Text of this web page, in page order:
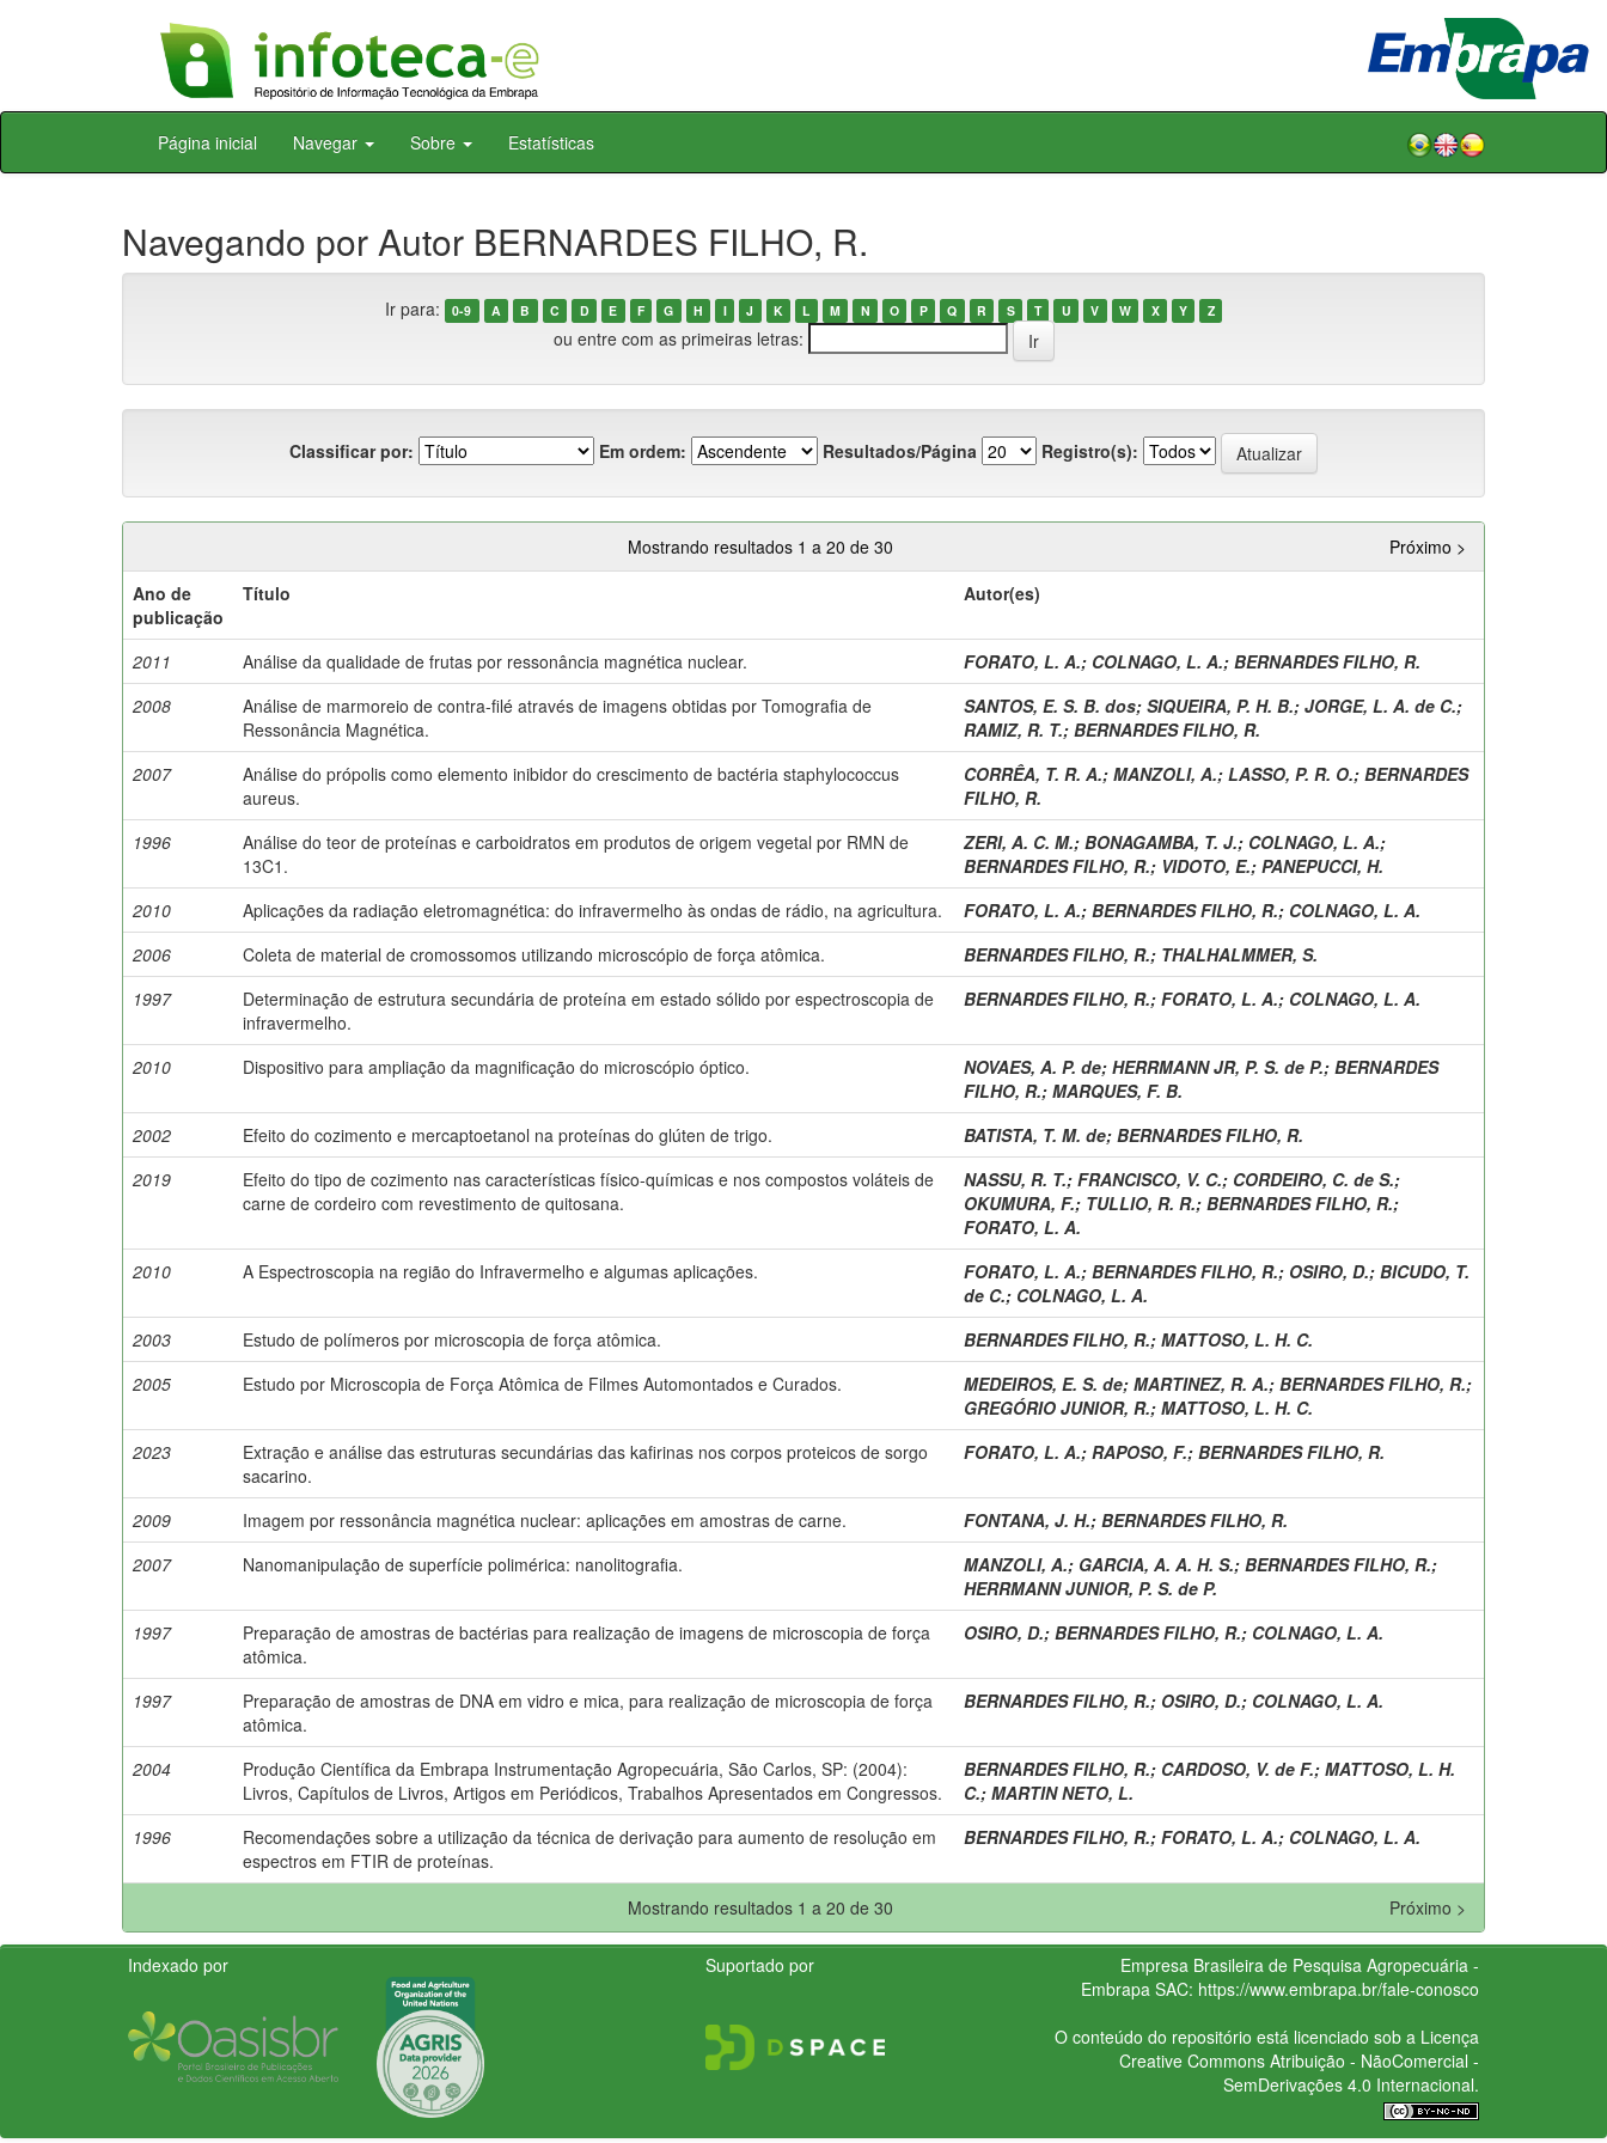
Skip
Página inicial Navegar Sobre Estatísticas
Navegando por Autor BERNARDES FILHO, R.
Ir para: 0-9 A B C D E F G H I J K L M N O P Q R S T U V W X Y Z
ou entre com as primeiras letras:
Classificar por: Em ordem: Resultados/Página Registro(s):
Mostrando resultados 1 a 20 de 30
Próximo >
Ano de
publicação
Título Autor(es)
2011 Análise da qualidade de frutas por ressonância magnética nuclear. FORATO, L. A.; COLNAGO, L. A.; BERNARDES FILHO, R.
2008
Análise de marmoreio de contra-filé através de imagens obtidas por Tomografia de
Ressonância Magnética.
SANTOS, E. S. B. dos; SIQUEIRA, P. H. B.; JORGE, L. A. de C.;
RAMIZ, R. T.; BERNARDES FILHO, R.
2007
Análise do própolis como elemento inibidor do crescimento de bactéria staphylococcus
aureus.
CORRÊA, T. R. A.; MANZOLI, A.; LASSO, P. R. O.; BERNARDES
FILHO, R.
1996
Análise do teor de proteínas e carboidratos em produtos de origem vegetal por RMN de
13C1.
ZERI, A. C. M.; BONAGAMBA, T. J.; COLNAGO, L. A.;
BERNARDES FILHO, R.; VIDOTO, E.; PANEPUCCI, H.
2010
Aplicações da radiação eletromagnética: do infravermelho às ondas de rádio, na agricultura. FORATO, L. A.; BERNARDES FILHO, R.; COLNAGO, L. A.
2006
Coleta de material de cromossomos utilizando microscópio de força atômica. BERNARDES FILHO, R.; THALHALMMER, S.
1997
Determinação de estrutura secundária de proteína em estado sólido por espectroscopia de
infravermelho.
BERNARDES FILHO, R.; FORATO, L. A.; COLNAGO, L. A.
2010 Dispositivo para ampliação da magnificação do microscópio óptico. NOVAES, A. P. de; HERRMANN JR, P. S. de P.; BERNARDES
FILHO, R.; MARQUES, F. B.
2002
Efeito do cozimento e mercaptoetanol na proteínas do glúten de trigo. BATISTA, T. M. de; BERNARDES FILHO, R.
2019
Efeito do tipo de cozimento nas características físico-químicas e nos compostos voláteis de
carne de cordeiro com revestimento de quitosana.
NASSU, R. T.; FRANCISCO, V. C.; CORDEIRO, C. de S.;
OKUMURA, F.; TULLIO, R. R.; BERNARDES FILHO, R.;
FORATO, L. A.
2010
A Espectroscopia na região do Infravermelho e algumas aplicações. FORATO, L. A.; BERNARDES FILHO, R.; OSIRO, D.; BICUDO, T.
de C.; COLNAGO, L. A.
2003
Estudo de polímeros por microscopia de força atômica. BERNARDES FILHO, R.; MATTOSO, L. H. C.
2005
Estudo por Microscopia de Força Atômica de Filmes Automontados e Curados. MEDEIROS, E. S. de; MARTINEZ, R. A.; BERNARDES FILHO, R.;
GREGÓRIO JUNIOR, R.; MATTOSO, L. H. C.
2023
Extração e análise das estruturas secundárias das kafirinas nos corpos proteicos de sorgo
sacarino.
FORATO, L. A.; RAPOSO, F.; BERNARDES FILHO, R.
2009 Imagem por ressonância magnética nuclear: aplicações em amostras de carne. FONTANA, J. H.; BERNARDES FILHO, R.
2007
Nanomanipulação de superfície polimérica: nanolitografia. MANZOLI, A.; GARCIA, A. A. H. S.; BERNARDES FILHO, R.;
HERRMANN JUNIOR, P. S. de P.
1997
Preparação de amostras de bactérias para realização de imagens de microscopia de força
atômica.
OSIRO, D.; BERNARDES FILHO, R.; COLNAGO, L. A.
1997
Preparação de amostras de DNA em vidro e mica, para realização de microscopia de força
atômica.
BERNARDES FILHO, R.; OSIRO, D.; COLNAGO, L. A.
2004
Produção Científica da Embrapa Instrumentação Agropecuária, São Carlos, SP: (2004):
Livros, Capítulos de Livros, Artigos em Periódicos, Trabalhos Apresentados em Congressos.
BERNARDES FILHO, R.; CARDOSO, V. de F.; MATTOSO, L. H.
C.; MARTIN NETO, L.
1996
Recomendações sobre a utilização da técnica de derivação para aumento de resolução em
espectros em FTIR de proteínas.
BERNARDES FILHO, R.; FORATO, L. A.; COLNAGO, L. A.
Mostrando resultados 1 a 20 de 30 Próximo >
Indexado por Suportado por
Empresa Brasileira de Pesquisa Agropecuária -
Embrapa SAC: https://www.embrapa.br/fale-conosco
O conteúdo do repositório está licenciado sob a Licença
Creative CommonsAtribuição - NãoComercial -
SemDerivações 4.0 Internacional.